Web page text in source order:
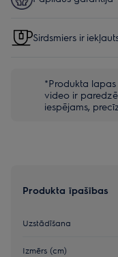
Sirdsmiers ir
*Produkta
video ir
iespējams,
Produkta īpašības
Uzstādīšana
Izmērs (cm)